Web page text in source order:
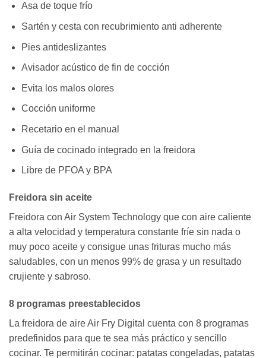
Asa de toque frío
Sartén y cesta con recubrimiento anti adherente
Pies antideslizantes
Avisador acústico de fin de cocción
Evita los malos olores
Cocción uniforme
Recetario en el manual
Guía de cocinado integrado en la freidora
Libre de PFOA y BPA
Freidora sin aceite
Freidora con Air System Technology que con aire caliente
a alta velocidad y temperatura constante fríe sin nada o
muy poco aceite y consigue unas frituras mucho más
saludables, con un menos 99% de grasa y un resultado
crujiente y sabroso.
8 programas preestablecidos
La freidora de aire Air Fry Digital cuenta con 8 programas
predefinidos para que te sea más práctico y sencillo
cocinar. Te permitirán cocinar: patatas congeladas, patatas